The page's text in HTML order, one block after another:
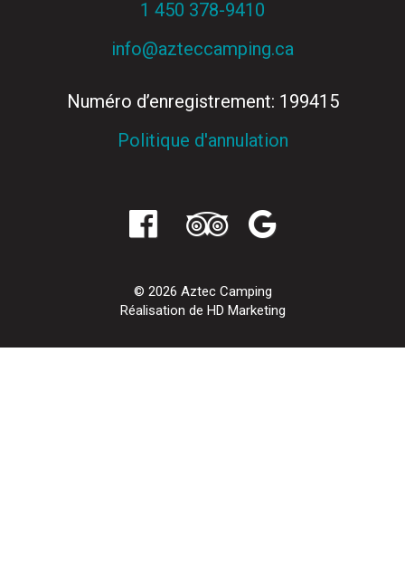
1 450 378-9410
info@azteccamping.ca
Numéro d’enregistrement: 199415
Politique d'annulation
© 2026 Aztec Camping
Réalisation de HD Marketing